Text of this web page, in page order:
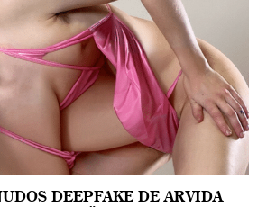
DEEPFAKE DE ARVIDA